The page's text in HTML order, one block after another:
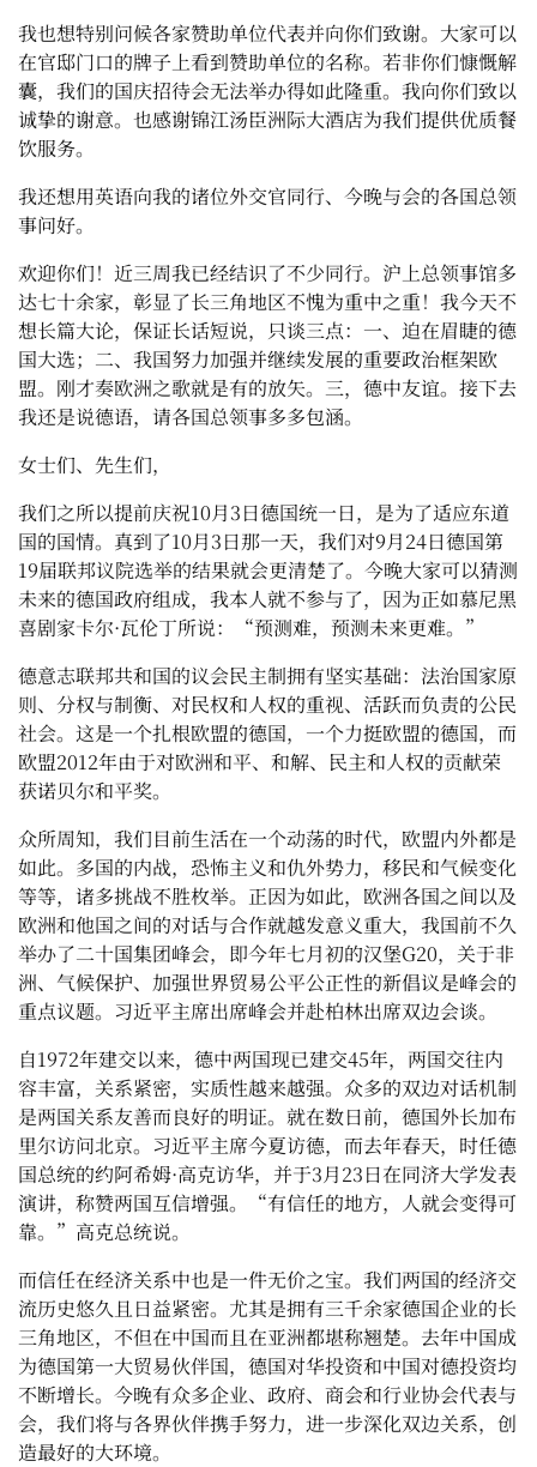
我也想特别问候各家赞助单位代表并向你们致谢。大家可以
在官邸门口的牌子上看到赞助单位的名称。若非你们慷慨解
囊，我们的国庆招待会无法举办得如此隆重。我向你们致以
诚挚的谢意。也感谢锦江汤臣洲际大酒店为我们提供优质餐
饮服务。
我还想用英语向我的诸位外交官同行、今晚与会的各国总领
事问好。
欢迎你们！近三周我已经结识了不少同行。沪上总领事馆多
达七十余家，彰显了长三角地区不愧为重中之重！我今天不
想长篇大论，保证长话短说，只谈三点：一、迫在眉睫的德
国大选；二、我国努力加强并继续发展的重要政治框架欧
盟。刚才奏欧洲之歌就是有的放矢。三，德中友谊。接下去
我还是说德语，请各国总领事多多包涵。
女士们、先生们，
我们之所以提前庆祝10月3日德国统一日，是为了适应东道
国的国情。真到了10月3日那一天，我们对9月24日德国第
19届联邦议院选举的结果就会更清楚了。今晚大家可以猜测
未来的德国政府组成，我本人就不参与了，因为正如慕尼黑
喜剧家卡尔·瓦伦丁所说： “预测难，预测未来更难。 ”
德意志联邦共和国的议会民主制拥有坚实基础：法治国家原
则、分权与制衡、对民权和人权的重视、活跃而负责的公民
社会。这是一个扎根欧盟的德国，一个力挺欧盟的德国，而
欧盟2012年由于对欧洲和平、和解、民主和人权的贡献荣
获诺贝尔和平奖。
众所周知，我们目前生活在一个动荡的时代，欧盟内外都是
如此。多国的内战，恐怖主义和仇外势力，移民和气候变化
等等，诸多挑战不胜枚举。正因为如此，欧洲各国之间以及
欧洲和他国之间的对话与合作就越发意义重大，我国前不久
举办了二十国集团峰会，即今年七月初的汉堡G20，关于非
洲、气候保护、加强世界贸易公平公正性的新倡议是峰会的
重点议题。习近平主席出席峰会并赴柏林出席双边会谈。
自1972年建交以来，德中两国现已建交45年，两国交往内
容丰富，关系紧密，实质性越来越强。众多的双边对话机制
是两国关系友善而良好的明证。就在数日前，德国外长加布
里尔访问北京。习近平主席今夏访德，而去年春天，时任德
国总统的约阿希姆·高克访华，并于3月23日在同济大学发表
演讲，称赞两国互信增强。
“有信任的地方，人就会变得可
靠。 ” 高克总统说。
而信任在经济关系中也是一件无价之宝。我们两国的经济交
流历史悠久且日益紧密。尤其是拥有三千余家德国企业的长
三角地区，不但在中国而且在亚洲都堪称翘楚。去年中国成
为德国第一大贸易伙伴国，德国对华投资和中国对德投资均
不断增长。今晚有众多企业、政府、商会和行业协会代表与
会，我们将与各界伙伴携手努力，进一步深化双边关系，创
造最好的大环境。